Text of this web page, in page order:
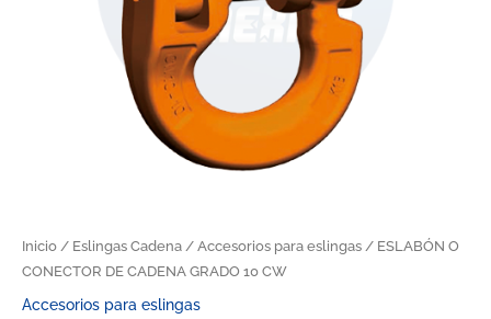
Inicio / Eslingas Cadena / Accesorios para eslingas / ESLABÓN O
CONECTOR DE CADENA GRADO 10 CW
Accesorios para eslingas